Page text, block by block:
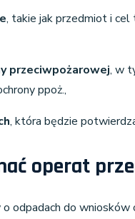
, takie jak przedmiot i cel
przeciwpożarowej, w
ppoż.,
, która będzie
operat
odpadach do wniosków